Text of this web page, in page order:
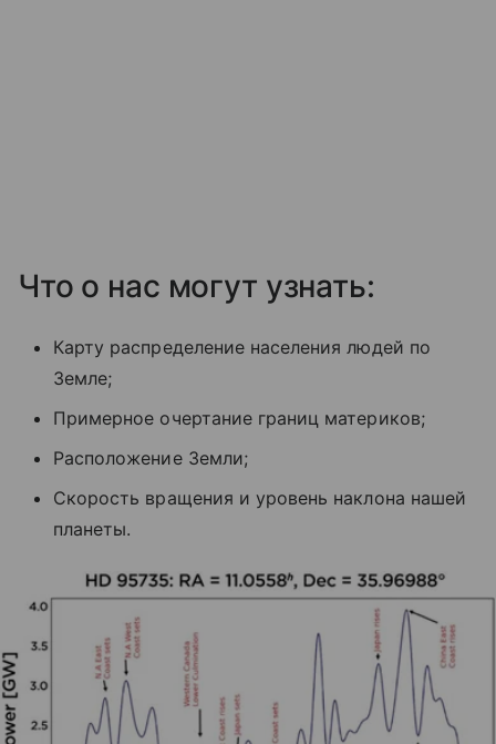
Что о нас могут узнать:
Карту распределение населения людей по
Земле;
Примерное очертание границ материков;
Расположение Земли;
Скорость вращения и уровень наклона нашей
планеты.